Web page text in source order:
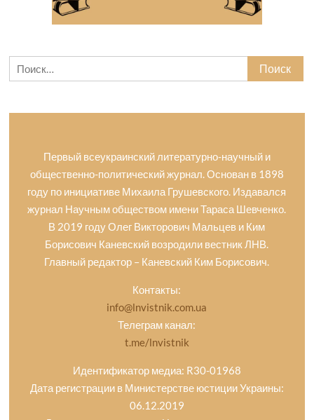
Найти:
Первый всеукраинский литературно-научный и
общественно-политический журнал. Основан в 1898
году по инициативе Михаила Грушевского. Издавался
журнал Научным обществом имени Тараса Шевченко.
В 2019 году Олег Викторович Мальцев и Ким
Борисович Каневский возродили вестник ЛНВ.
Главный редактор – Каневский Ким Борисович.
Контакты:
info@lnvistnik.com.ua
Телеграм канал:
t.me/lnvistnik
Идентификатор медиа: R30-01968
Дата регистрации в Министерстве юстиции Украины:
06.12.2019